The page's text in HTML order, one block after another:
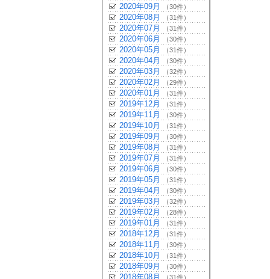
2020年09月 （30件）
2020年08月 （31件）
2020年07月 （31件）
2020年06月 （30件）
2020年05月 （31件）
2020年04月 （30件）
2020年03月 （32件）
2020年02月 （29件）
2020年01月 （31件）
2019年12月 （31件）
2019年11月 （30件）
2019年10月 （31件）
2019年09月 （30件）
2019年08月 （31件）
2019年07月 （31件）
2019年06月 （30件）
2019年05月 （31件）
2019年04月 （30件）
2019年03月 （32件）
2019年02月 （28件）
2019年01月 （31件）
2018年12月 （31件）
2018年11月 （30件）
2018年10月 （31件）
2018年09月 （30件）
2018年08月 （31件）